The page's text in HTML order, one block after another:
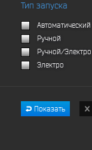
Тип запуска
Автоматический
Ручной
Ручной/Электро
Электро
Показать